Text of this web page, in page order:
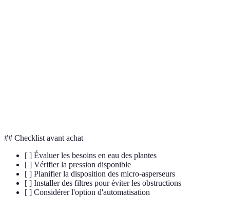
## Checklist avant achat
[ ] Évaluer les besoins en eau des plantes
[ ] Vérifier la pression disponible
[ ] Planifier la disposition des micro-asperseurs
[ ] Installer des filtres pour éviter les obstructions
[ ] Considérer l'option d'automatisation